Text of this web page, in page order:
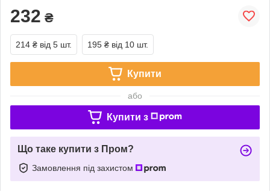
232 ₴
214 ₴ від 5 шт. 195 ₴ від 10 шт.
Купити
або
Купити з
Що таке купити з Пром?
Замовлення під захистом